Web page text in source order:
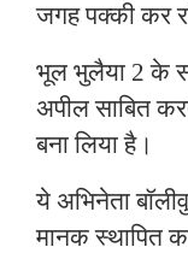
जगह पक्की कर
भूल भुलैया 2 के
अपील साबित
बना लिया है।
ये अभिनेता
मानक स्थापित